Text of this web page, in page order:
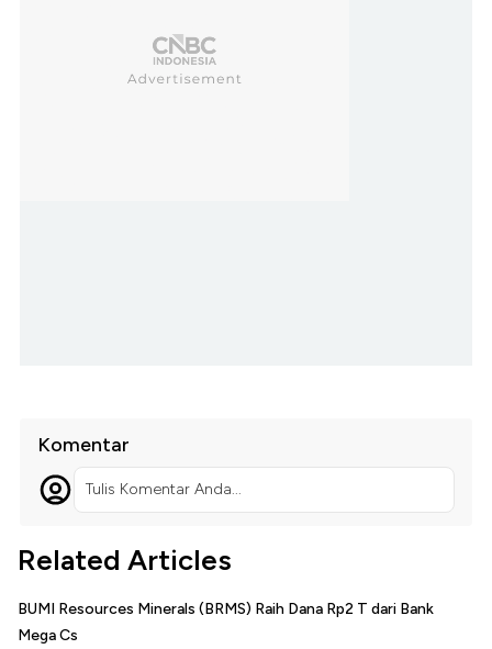
Komentar
Tulis Komentar Anda...
Related Articles
BUMI Resources Minerals (BRMS) Raih Dana Rp2 T dari Bank
Mega Cs